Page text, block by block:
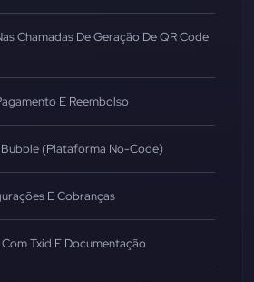
Chamadas De Geração De QR Code
E Reembolso
(Plataforma No-Code)
E Cobranças
Txid E Documentação